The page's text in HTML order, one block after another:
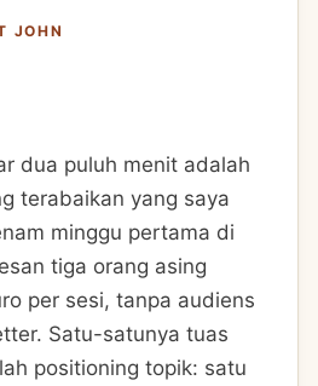
JOHN
dua puluh menit adalah
terabaikan yang saya
minggu pertama di
tiga orang asing
per sesi, tanpa audiens
Satu-satunya tuas
positioning topik: satu